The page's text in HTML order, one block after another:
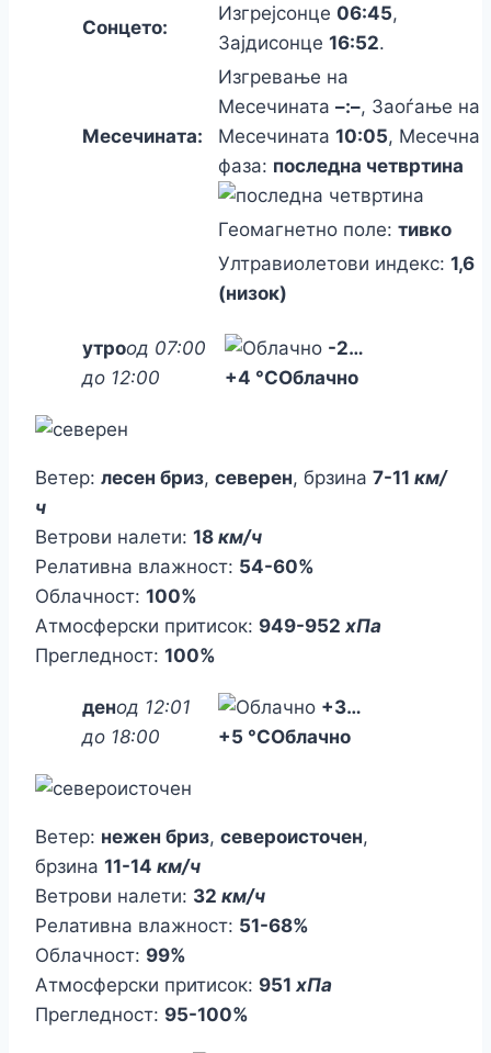
Сонцето:
Изгрејсонце 06:45,
Зајдисонце 16:52.
Месечината:
Изгревање на
Месечината –:–, Заоѓање на
Месечината 10:05, Месечна
фаза: последна четвртина
Геомагнетно поле: тивко
Ултравиолетови индекс: 1,6
(низок)
утроод 07:00
до 12:00
-2…
+4 °CОблачно
Ветер: лесен бриз, северен, брзина 7-11 км/
ч
Ветрови налети: 18 км/ч
Релативна влажност: 54-60%
Облачност: 100%
Атмосферски притисок: 949-952 хПа
Прегледност: 100%
денод 12:01
до 18:00
+3…
+5 °CОблачно
Ветер: нежен бриз, североисточен,
брзина 11-14 км/ч
Ветрови налети: 32 км/ч
Релативна влажност: 51-68%
Облачност: 99%
Атмосферски притисок: 951 хПа
Прегледност: 95-100%